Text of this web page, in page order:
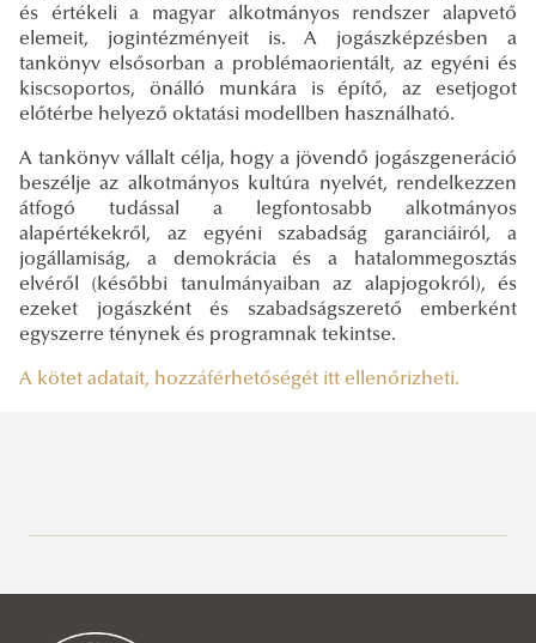
Aktuális
Hírek, események
és értékeli a magyar alkotmányos rendszer alapvető
elemeit, jogintézményeit is. A jogászképzésben a
tankönyv elsősorban a problémaorientált, az egyéni és
kiscsoportos, önálló munkára is építő, az esetjogot
előtérbe helyező oktatási modellben használható.
A tankönyv vállalt célja, hogy a jövendő jogászgeneráció
beszélje az alkotmányos kultúra nyelvét, rendelkezzen
átfogó tudással a legfontosabb alkotmányos
alapértékekről, az egyéni szabadság garanciáiról, a
jogállamiság, a demokrácia és a hatalommegosztás
elvéről (későbbi tanulmányaiban az alapjogokról), és
ezeket jogászként és szabadságszerető emberként
egyszerre ténynek és programnak tekintse.
A kötet adatait, hozzáférhetőségét itt ellenőrizheti.